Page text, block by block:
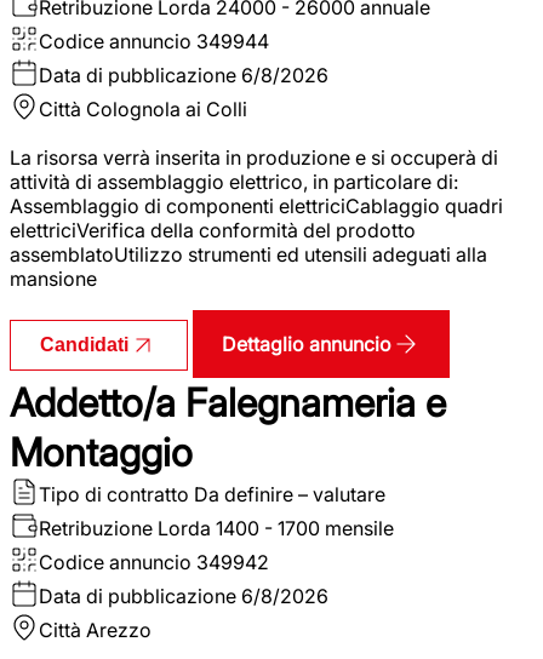
Retribuzione Lorda 24000 - 26000 annuale
Codice annuncio 349944
Data di pubblicazione 6/8/2026
Città Colognola ai Colli
La risorsa verrà inserita in produzione e si occuperà di
attività di assemblaggio elettrico, in particolare di:
Assemblaggio di componenti elettriciCablaggio quadri
elettriciVerifica della conformità del prodotto
assemblatoUtilizzo strumenti ed utensili adeguati alla
mansione
Candidati Dettaglio annuncio
Addetto/a Falegnameria e
Montaggio
Tipo di contratto Da definire – valutare
Retribuzione Lorda 1400 - 1700 mensile
Codice annuncio 349942
Data di pubblicazione 6/8/2026
Città Arezzo